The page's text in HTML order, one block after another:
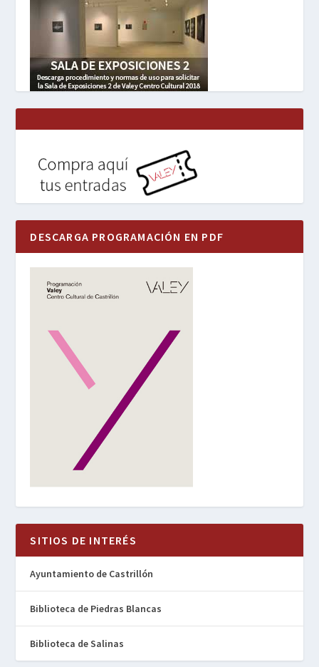
DESCARGA PROGRAMACIÓN EN PDF
SITIOS DE INTERÉS
Ayuntamiento de Castrillón
Biblioteca de Piedras Blancas
Biblioteca de Salinas